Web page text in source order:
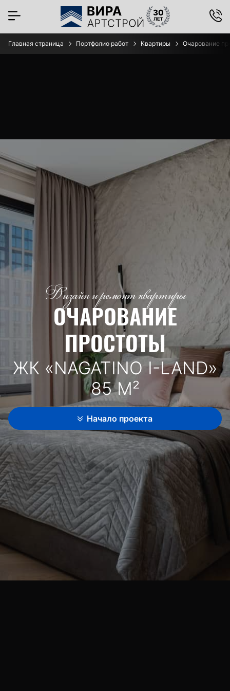
Главная страница Портфолио работ Квартиры Очарование
Дизайн и ремонт квартиры
ОЧАРОВАНИЕ
ПРОСТОТЫ
ЖК «NAGATINO I-LAND»
85 М²
Начало проекта